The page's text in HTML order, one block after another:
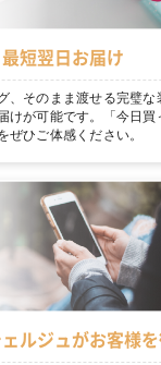
最短翌日お届け
、そのまま渡せる完璧な
けが可能です。「今日買
ぜひご体感ください。
ルジュがお客様